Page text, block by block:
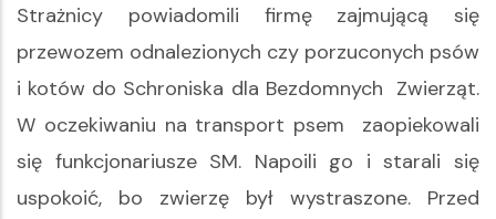
Strażnicy powiadomili firmę zajmującą się
przewozem odnalezionych czy porzuconych psów
i kotów do Schroniska dla Bezdomnych Zwierząt.
W oczekiwaniu na transport psem zaopiekowali
się funkcjonariusze SM. Napoili go i starali się
uspokoić, bo zwierzę był wystraszone. Przed